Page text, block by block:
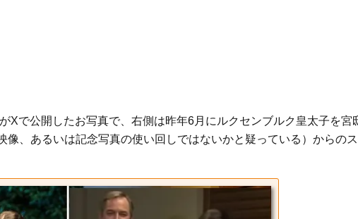
Xで公開したお写真で、右側は昨年6月にルクセンブルク皇太子を宮
、あるいは記念写真の使い回しではないかと疑っている）からのス